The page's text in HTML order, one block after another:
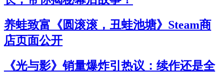
养蛙致富《圆滚滚，丑蛙池塘》Steam商
店页面公开
《光与影》销量爆炸引热议：续作还是全